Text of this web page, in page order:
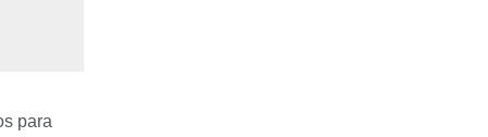
para